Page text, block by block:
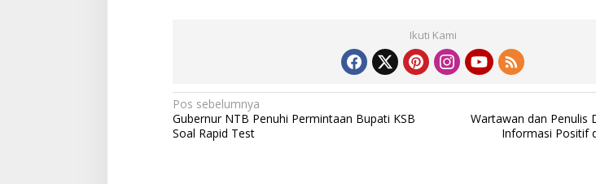
Ikuti Kami
N
a
Pos sebelumnya
Gubernur NTB Penuhi Permintaan Bupati KSB
Soal Rapid Test
Wartawan dan Penulis
Informasi Positif